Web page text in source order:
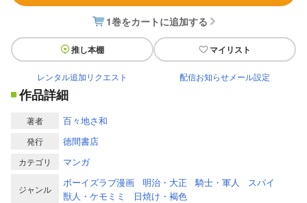
1巻をカートに追加する
推し本棚 マイリスト
レンタル追加リクエスト 配信お知らせメール設定
作品詳細
著者 百々地さ和
発行 徳間書店
カテゴリ マンガ
ジャンル
ボーイズラブ漫画 明治・大正 騎士・軍人
スパイ
獣人・ケモミミ
日焼け・褐色